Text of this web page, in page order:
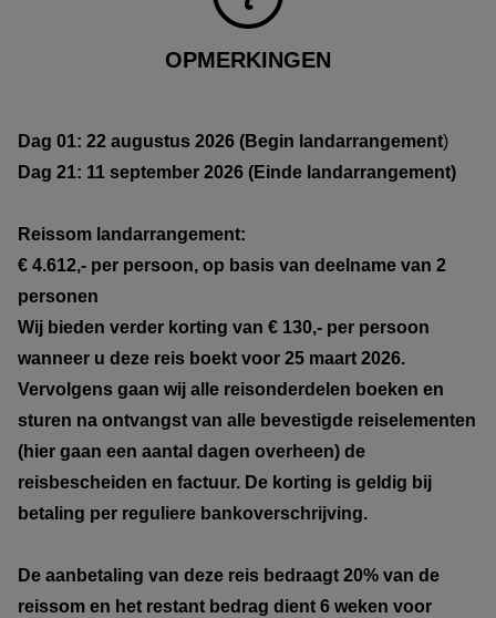
OPMERKINGEN
Dag 01: 22 augustus 2026 (Begin landarrangement)
Dag 21: 11 september 2026 (Einde landarrangement)
Reissom landarrangement:
€ 4.612,- per persoon, op basis van deelname van 2
personen
Wij bieden verder korting van € 130,- per persoon
wanneer u deze reis boekt voor 25 maart 2026.
Vervolgens gaan wij alle reisonderdelen boeken en
sturen na ontvangst van alle bevestigde reiselementen
(hier gaan een aantal dagen overheen) de
reisbescheiden en factuur. De korting is geldig bij
betaling per reguliere bankoverschrijving.
De aanbetaling van deze reis bedraagt 20% van de
reissom en het restant bedrag dient 6 weken voor